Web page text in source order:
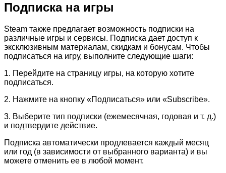
Подписка на игры
Steam также предлагает возможность подписки на
различные игры и сервисы. Подписка дает доступ к
эксклюзивным материалам, скидкам и бонусам. Чтобы
подписаться на игру, выполните следующие шаги:
1. Перейдите на страницу игры, на которую хотите
подписаться.
2. Нажмите на кнопку «Подписаться» или «Subscribe».
3. Выберите тип подписки (ежемесячная, годовая и т. д.)
и подтвердите действие.
Подписка автоматически продлевается каждый месяц
или год (в зависимости от выбранного варианта) и вы
можете отменить ее в любой момент.